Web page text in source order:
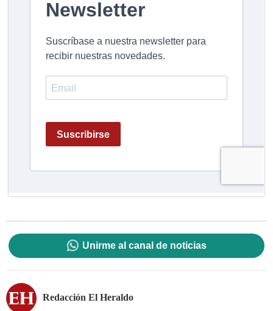
Unirme al canal de noticias
Redacción El Heraldo